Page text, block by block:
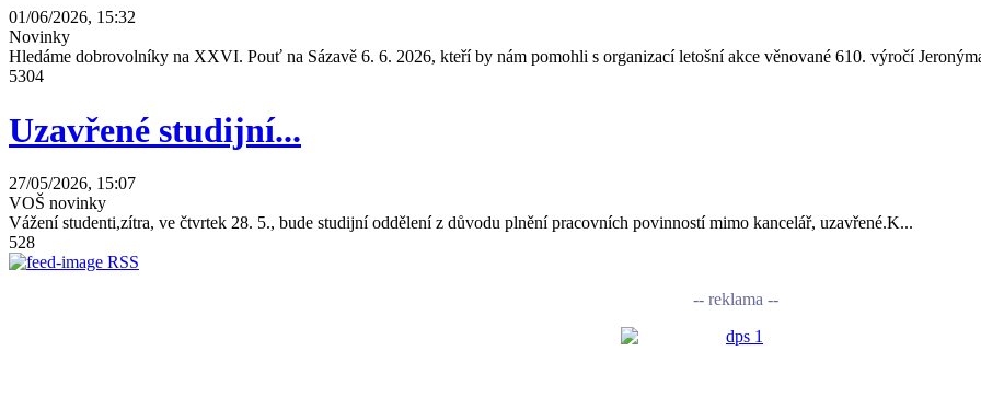
01/06/2026, 15:32
Novinky
Hledáme dobrovolníky na XXVI. Pouť na Sázavě 6. 6. 2026, kteří by nám pomohli s organizací letošní akce věnované 610. výročí
5304
Uzavřené studijní...
27/05/2026, 15:07
VOŠ novinky
Vážení studenti,zítra, ve čtvrtek 28. 5., bude studijní oddělení z důvodu plnění pracovních povinností mimo kancelář, uzavřené.K...
528
RSS
-- reklama --